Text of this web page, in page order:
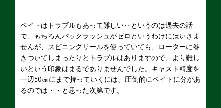
ベイトはトラブルもあって難しい‥というのは過去の話
で、もちろんバックラッシュがゼロというわけにはいきま
せんが、スピニングリールを使っていても、ローターに巻
きついてしまったりとトラブルはありますので、より難し
いという印象はまるでありませんでした。キャスト精度を
一辺50㎝にまで持っていくには、圧倒的にベイトに分があ
るのでは・・と思った次第です。